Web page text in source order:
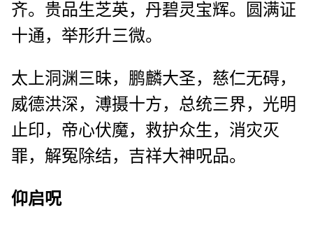
齐。贵品生芝英，丹碧灵宝辉。圆满证
十通，举形升三微。
太上洞渊三昧，鹏麟大圣，慈仁无碍，
威德洪深，溥摄十方，总统三界，光明
止印，帝心伏魔，救护众生，消灾灭
罪，解冤除结，吉祥大神呪品。
仰启呪